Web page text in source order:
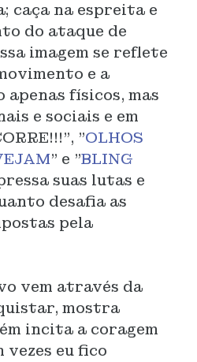
caça na espreita e
do ataque de
imagem se reflete
e a
apenas físicos, mas
e sociais e em
"OLHOS
" e "BLING
suas lutas e
desafia as
pela
vem através da
mostra
incita a coragem
vezes eu fico